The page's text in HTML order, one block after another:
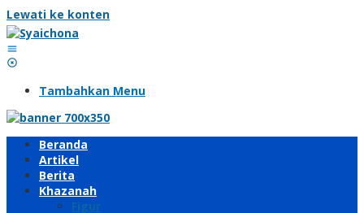
Lewati ke konten
Tambahkan Menu
Beranda
Artikel
Berita
Khazanah
Figur